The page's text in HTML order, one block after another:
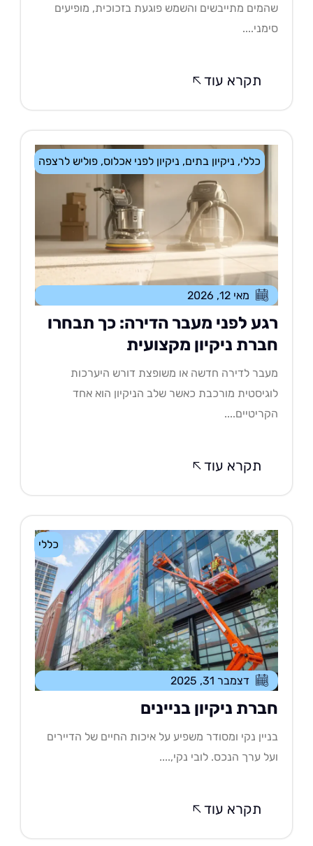
מתייבשים והשמש פוגעת בזכוכית, מופיעים
תקרא עוד
ניקיון בתים,ניקיון לפני אכלוס,פוליש לרצפה
מאי 12, 2026
לפני מעבר הדירה: כך תבחרו
ניקיון מקצועית
לדירה חדשה או משופצת דורש היערכות
מורכבת כאשר שלב הניקיון הוא אחד
תקרא עוד
כללי
דצמבר 31, 2025
ניקיון בניינים
נקי ומסודר משפיע על איכות החיים של הדיירים
ערך הנכס. לובי נקי,....
תקרא עוד